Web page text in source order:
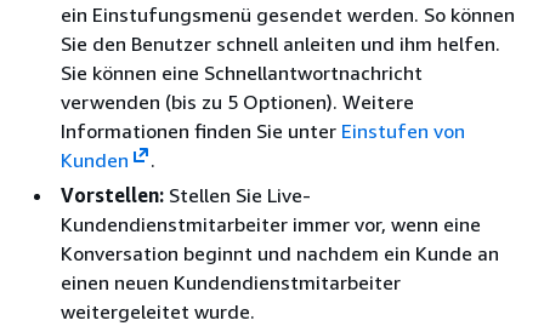
ein Einstufungsmenü gesendet werden. So können
Sie den Benutzer schnell anleiten und ihm helfen.
Sie können eine Schnellantwortnachricht
verwenden (bis zu 5 Optionen). Weitere
Informationen finden Sie unter Einstufen von
Kunden
.
Vorstellen: Stellen Sie Live-
Kundendienstmitarbeiter immer vor, wenn eine
Konversation beginnt und nachdem ein Kunde an
einen neuen Kundendienstmitarbeiter
weitergeleitet wurde.